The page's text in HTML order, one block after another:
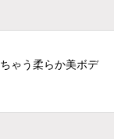
ゃう柔らか美ボデ